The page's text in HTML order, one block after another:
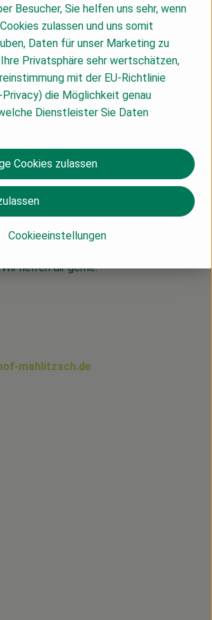
helfen dir gerne:
mahlitzsch.de
Besucher, Sie helfen uns sehr, wenn
zulassen und uns somit
Daten für unser Marketing zu
Privatsphäre sehr wertschätzen,
mit der EU-Richtlinie
die Möglichkeit genau
Dienstleister Sie Daten
Cookieeinstellungen
Cookies zulassen